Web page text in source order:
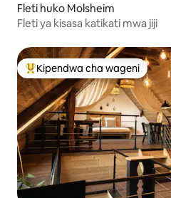
Fleti huko Molsheim
Fleti ya kisasa katikati mwa jiji
Kipendwa maarufu cha wageni
Kipendwa cha wageni